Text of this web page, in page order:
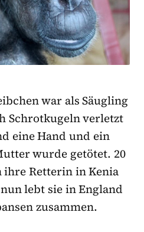
war als Säugling
Schrotkugeln verletzt
eine Hand und ein
wurde getötet. 20
ihre Retterin in Kenia
lebt sie in England
zusammen.